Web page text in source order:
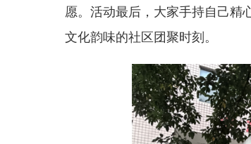
愿。活动最后，大家手持自己精
文化韵味的社区团聚时刻。